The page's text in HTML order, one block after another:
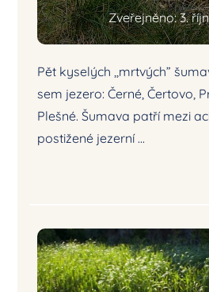
Zveřejněno: 3.
Pět kyselých ,,mrtvých”
sem jezero: Černé, Čertovo,
Plešné. Šumava patří mezi
postižené jezerní ...